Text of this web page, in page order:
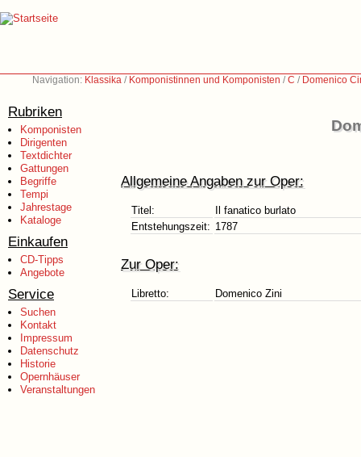
Navigation: Klassika / Komponistinnen und Komponisten /C / Domenico
Rubriken
Komponisten
Dirigenten
Textdichter
Gattungen
Begriffe
Tempi
Jahrestage
Kataloge
Einkaufen
CD-Tipps
Angebote
Service
Suchen
Kontakt
Impressum
Datenschutz
Historie
Opernhäuser
Veranstaltungen
Allgemeine Angaben zur Oper:
Titel:
Il fanatico burlato
Entstehungszeit: 1787
Zur Oper:
Libretto: Domenico Zini